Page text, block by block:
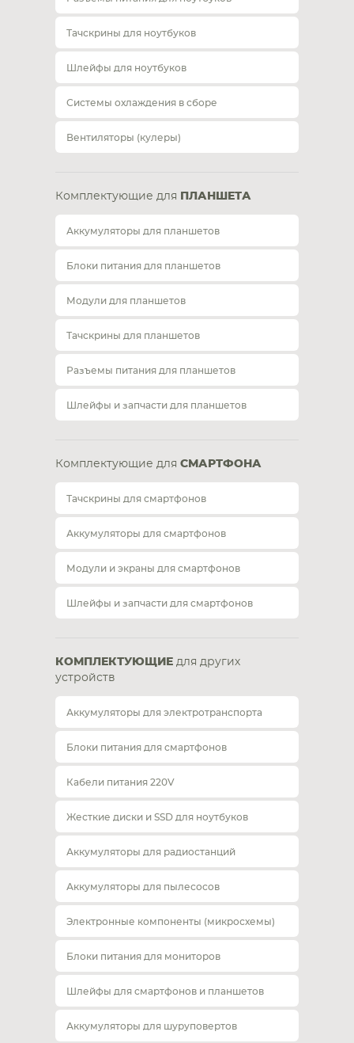
Тачскрины для ноутбуков
Шлейфы для ноутбуков
Системы охлаждения в сборе
Вентиляторы (кулеры)
Комплектующие для ПЛАНШЕТА
Аккумуляторы для планшетов
Блоки питания для планшетов
Модули для планшетов
Тачскрины для планшетов
Разъемы питания для планшетов
Шлейфы и запчасти для планшетов
Комплектующие для СМАРТФОНА
Тачскрины для смартфонов
Аккумуляторы для смартфонов
Модули и экраны для смартфонов
Шлейфы и запчасти для смартфонов
КОМПЛЕКТУЮЩИЕ для других
устройств
Аккумуляторы для электротранспорта
Блоки питания для смартфонов
Кабели питания 220V
Жесткие диски и SSD для ноутбуков
Аккумуляторы для радиостанций
Аккумуляторы для пылесосов
Электронные компоненты (микросхемы)
Блоки питания для мониторов
Шлейфы для смартфонов и планшетов
Аккумуляторы для шуруповертов